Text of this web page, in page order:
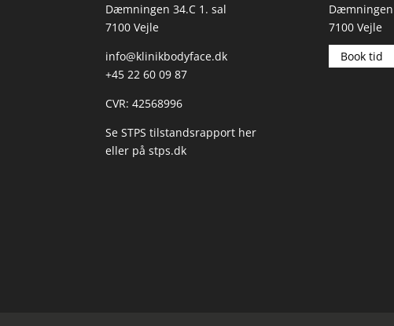
Dæmningen 34.C 1. sal
7100 Vejle
info@klinikbodyface.dk
+45 22 60 09 87
CVR: 42568996
Se STPS tilstandsrapport her
eller påstps.dk
Dæmningen
7100 Vejle
Book tid